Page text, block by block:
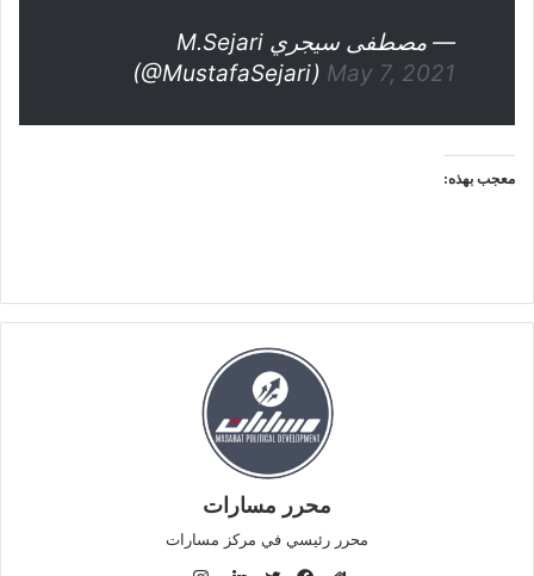
— مصطفى سيجري M.Sejari
(@MustafaSejari) May 7, 2021
معجب بهذه:
محرر مسارات
محرر رئيسي في مركز مسارات